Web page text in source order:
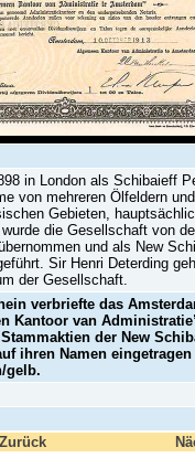
in London als Schibaieff
von mehreren Ölfeldern
Gebieten,
die Gesellschaft von
und als New
Sir Henri Deterding
der Gesellschaft.
verbriefte das
Kantoor van
der New
ihren Namen eingetragen
gelb.
Zurück